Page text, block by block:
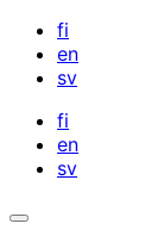
fi
en
sv
fi
en
sv
Avaa